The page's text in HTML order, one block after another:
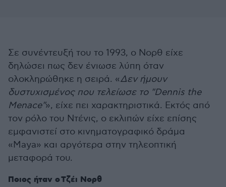
Σε συνέντευξή του το 1993, ο Νορθ είχε
δηλώσει πως δεν ένιωσε λύπη όταν
ολοκληρώθηκε η σειρά. «Δεν ήμουν
δυστυχισμένος που τελείωσε το "Dennis the
Menace"», είχε πει χαρακτηριστικά. Εκτός από
τον ρόλο του Ντένις, ο εκλιπών είχε επίσης
εμφανιστεί στο κινηματογραφικό δράμα
«Maya» και αργότερα στην τηλεοπτική
μεταφορά του.
Ποιος ήταν οΤζέι Νορθ